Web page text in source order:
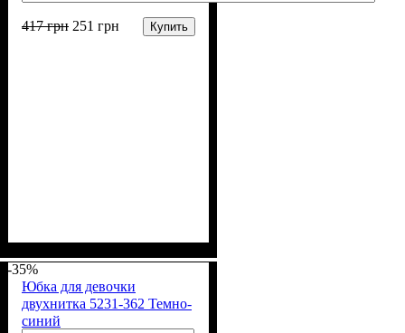
417грн 251 грн Купить
б, 6% лайкра)
-35%
Юбка для девочки
двухнитка 5231-362 Темно-
синий